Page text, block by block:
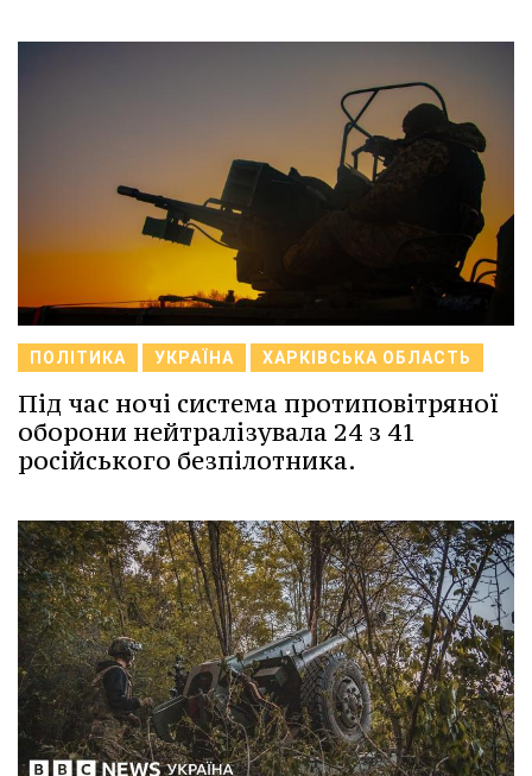
ПОЛІТИКА УКРАЇНА ХАРКІВСЬКА ОБЛАСТЬ
Під час ночі система протиповітряної
оборони нейтралізувала 24 з 41
російського безпілотника.